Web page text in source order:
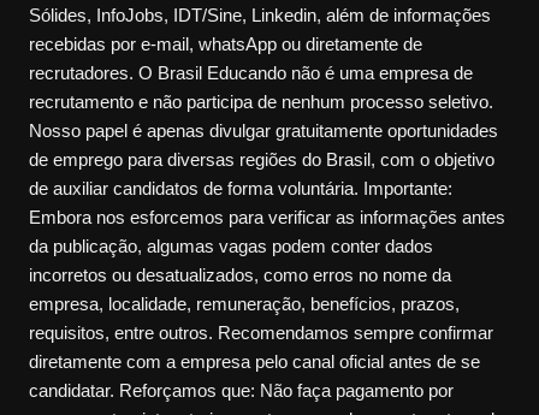
Sólides, InfoJobs, IDT/Sine, Linkedin, além de informações
recebidas por e-mail, whatsApp ou diretamente de
recrutadores. O Brasil Educando não é uma empresa de
recrutamento e não participa de nenhum processo seletivo.
Nosso papel é apenas divulgar gratuitamente oportunidades
de emprego para diversas regiões do Brasil, com o objetivo
de auxiliar candidatos de forma voluntária. Importante:
Embora nos esforcemos para verificar as informações antes
da publicação, algumas vagas podem conter dados
incorretos ou desatualizados, como erros no nome da
empresa, localidade, remuneração, benefícios, prazos,
requisitos, entre outros. Recomendamos sempre confirmar
diretamente com a empresa pelo canal oficial antes de se
candidatar. Reforçamos que: Não faça pagamento por